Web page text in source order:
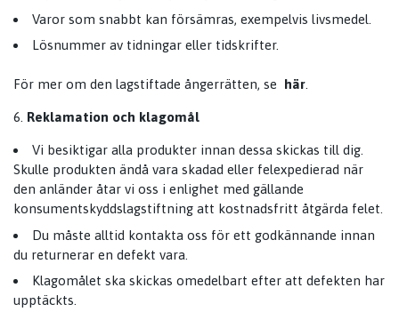
Varor som snabbt kan försämras, exempelvis livsmedel.
Lösnummer av tidningar eller tidskrifter.
För mer om den lagstiftade ångerrätten, se här
Reklamation och klagomål
Vi besiktigar alla produkter innan dessa skickas till dig.
Skulle produkten ändå vara skadad eller felexpedierad när
den anländer åtar vi oss i enlighet med gällande
konsumentskyddslagstiftning att kostnadsfritt åtgärda felet.
Du måste alltid kontakta oss för ett godkännande innan
du returnerar en defekt vara.
Klagomålet ska skickas omedelbart efter att defekten har
upptäckts.